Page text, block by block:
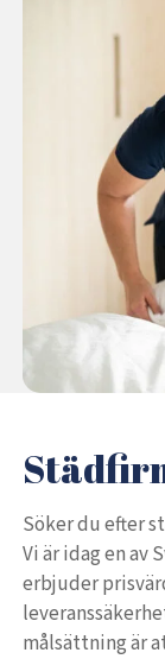
Söker du efter
Vi är idag en av
erbjuder
målsättning är